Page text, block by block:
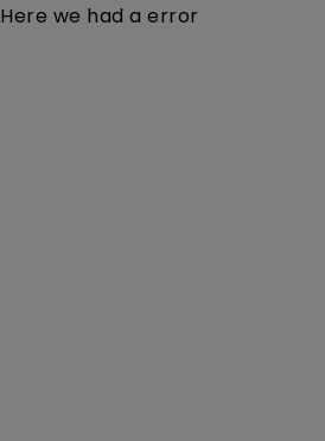
Here we had a error